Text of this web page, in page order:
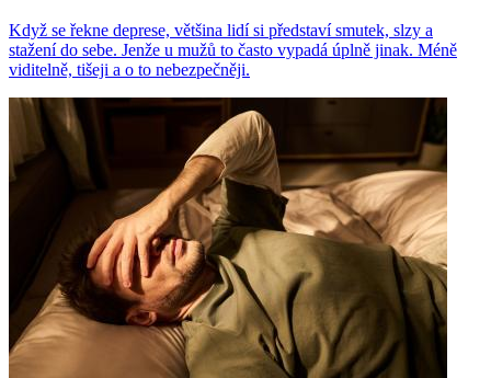
Když se řekne deprese, většina lidí si představí smutek, slzy a
stažení do sebe. Jenže u mužů to často vypadá úplně jinak. Méně
viditelně, tišeji a o to nebezpečněji.